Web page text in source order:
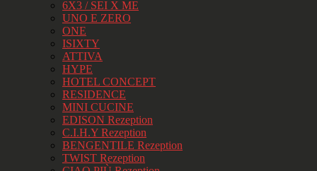
6X3 / SEI X ME
UNO E ZERO
ONE
ISIXTY
ATTIVA
HYPE
HOTEL CONCEPT
RESIDENCE
MINI CUCINE
EDISON Rezeption
C.I.H.Y Rezeption
BENGENTILE Rezeption
TWIST Rezeption